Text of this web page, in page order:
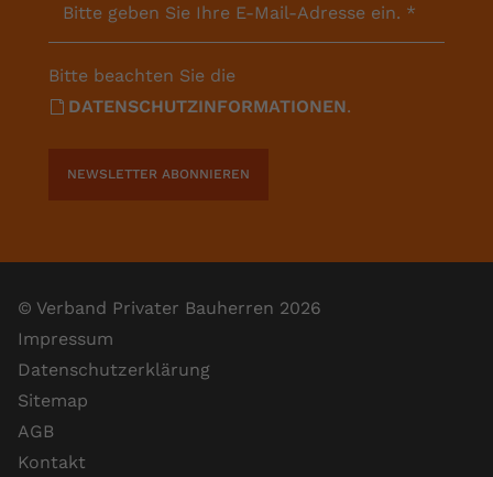
Bitte geben Sie Ihre E-Mail-Adresse ein. *
Bitte beachten Sie die
DATENSCHUTZINFORMATIONEN.
NEWSLETTER ABONNIEREN
© Verband Privater Bauherren 2026
Impressum
Datenschutzerklärung
Sitemap
AGB
Kontakt